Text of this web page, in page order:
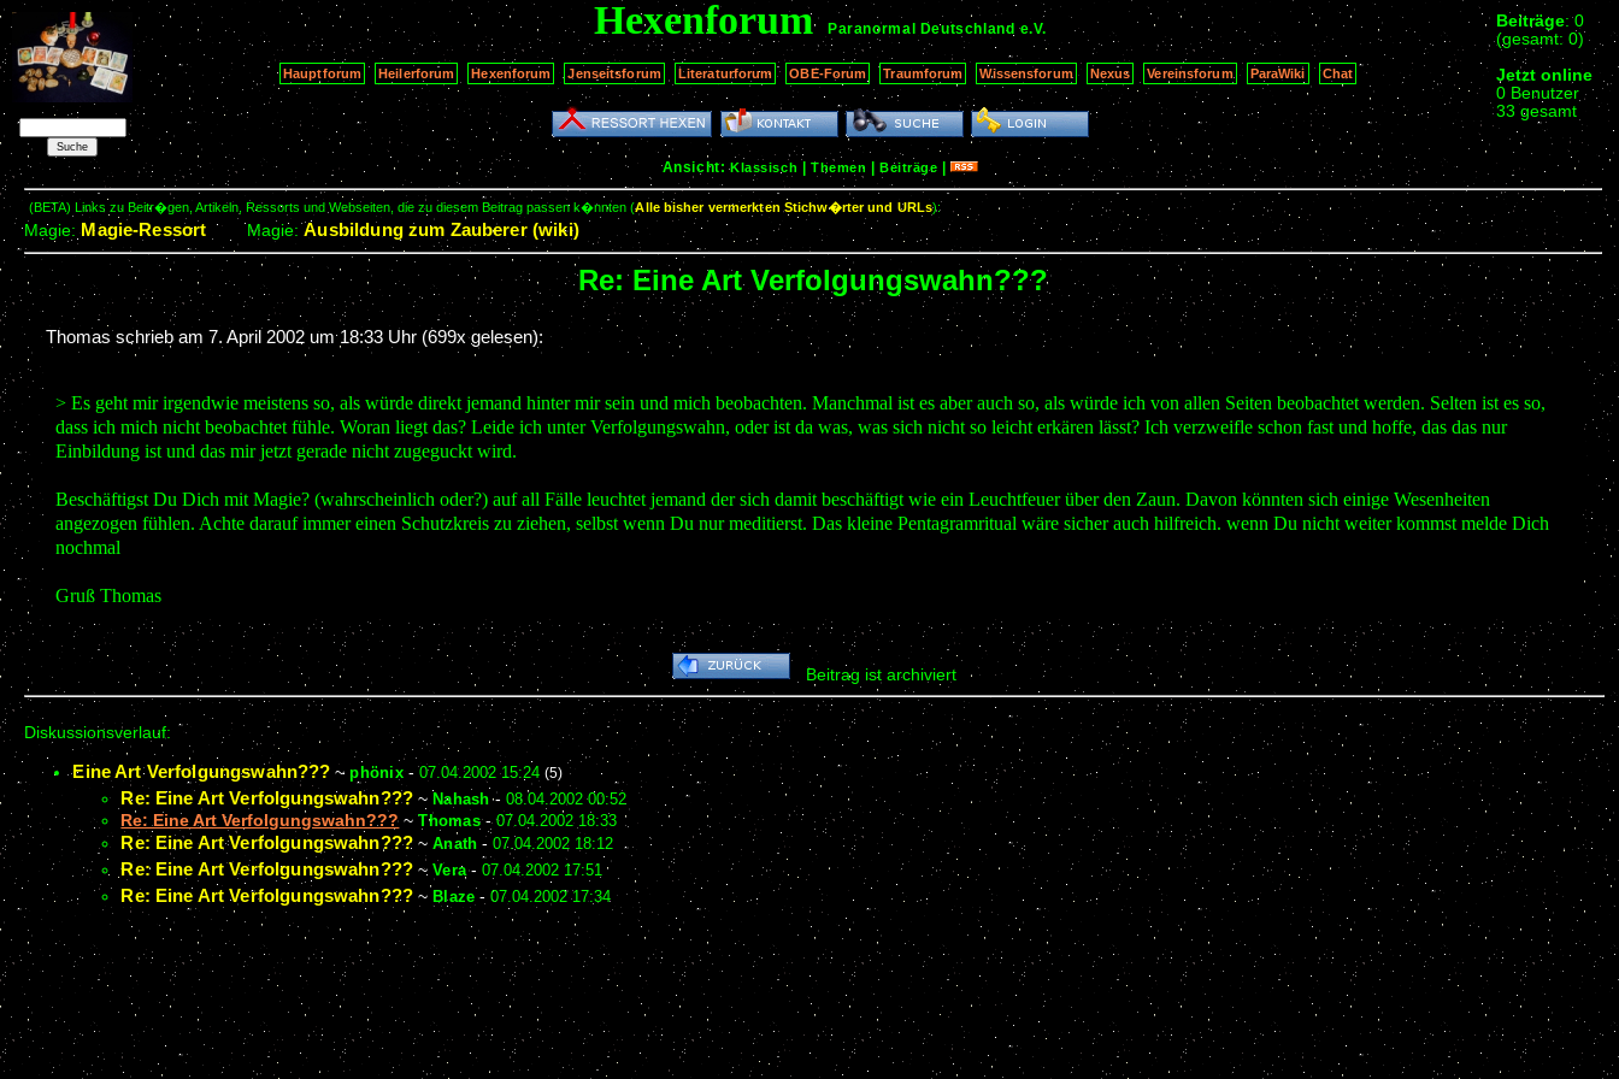
Beiträge: 0
(gesamt: 0)
Jetzt online
0 Benutzer
33 gesamt
Hexenforum Paranormal Deutschland e.V.
Hauptforum Heilerforum Hexenforum Jenseitsforum Literaturforum OBE-Forum Traumforum Wissensforum Nexus Vereinsforum ParaWiki Chat
Ansicht:Klassisch Themen |Beiträge |
(BETA) Links zu Beitr�gen, Artikeln, Ressorts und Webseiten, die zu diesem Beitrag passen k�nnten (Alle bisher vermerkten Stichw�rter und URLs):
Magie:Magie-Ressort Magie:Ausbildung zum Zauberer (wiki)
Re: Eine Art Verfolgungswahn???
Thomas schrieb am7. April 2002 um 18:33 Uhr (699x gelesen):
> Es geht mir irgendwie meistens so, als würde direkt jemand hinter mir sein und mich beobachten. Manchmal ist es aber auch so, als würde ich von allen Seiten beobachtet werden. Selten ist es so,
dass ich mich nicht beobachtet fühle. Woran liegt das? Leide ich unter Verfolgungswahn, oder ist da was, was sich nicht so leicht erkären lässt? Ich verzweifle schon fast und hoffe, das das nur
Einbildung ist und das mir jetzt gerade nicht zugeguckt wird.
Beschäftigst Du Dich mit Magie? (wahrscheinlich oder?) auf all Fälle leuchtet jemand der sich damit beschäftigt wie ein Leuchtfeuer über den Zaun. Davon könnten sich einige Wesenheiten
angezogen fühlen. Achte darauf immer einen Schutzkreis zu ziehen, selbst wenn Du nur meditierst. Das kleine Pentagramritual wäre sicher auch hilfreich. wenn Du nicht weiter kommst melde Dich
nochmal
Gruß Thomas
Beitrag ist archiviert
Diskussionsverlauf:
Eine Art Verfolgungswahn??? ~phönix -07.04.2002 15:24 (5)
Re: Eine Art Verfolgungswahn??? ~ Nahash - 08.04.2002 00:52
Re: Eine Art Verfolgungswahn??? ~Thomas- 07.04.2002 18:33
Re: Eine Art Verfolgungswahn??? ~Anath -07.04.2002 18:12
Re: Eine Art Verfolgungswahn??? ~Vera-07.04.2002 17:51
Re: Eine Art Verfolgungswahn??? ~ Blaze -07.04.2002 17:34